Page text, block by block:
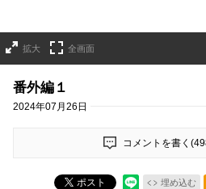
拡大 全画面
番外編１
2024年07月26日
コメントを書く(
ポスト 埋め込む